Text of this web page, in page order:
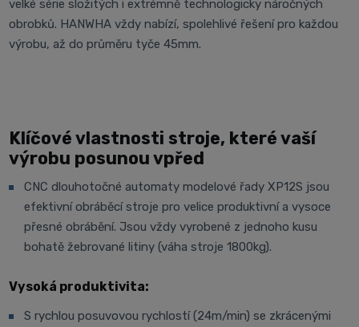
velké série složitých i extrémně technologicky náročných
obrobků. HANWHA vždy nabízí, spolehlivé řešení pro každou
výrobu, až do průměru tyče 45mm.
Klíčové vlastnosti stroje, které vaší
výrobu posunou vpřed
CNC dlouhotočné automaty modelové řady XP12S jsou
efektivní obráběcí stroje pro velice produktivní a vysoce
přesné obrábění. Jsou vždy vyrobené z jednoho kusu
bohatě žebrované litiny (váha stroje 1800kg).
Vysoká produktivita:
S rychlou posuvovou rychlostí (24m/min) se zkrácenými